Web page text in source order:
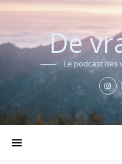
De
Le podcast des